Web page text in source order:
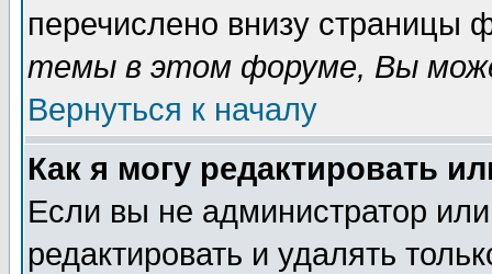
перечислено внизу страницы
темы в этом форуме, Вы
Вернуться к началу
Как я могу редактировать
Если вы не администратор
редактировать и удалять